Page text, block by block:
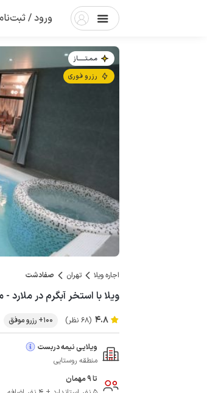
ورود /
مـمـتــــــاز
رزرو فوری
اجاره ویلا تهران صفادشت
ویلا با استخر آبگرم در
4.8 (68 نظر) 100+ رزرو موفق
ویلایی نیمه دربست
منطقه روستایی
تا 9 مهمان